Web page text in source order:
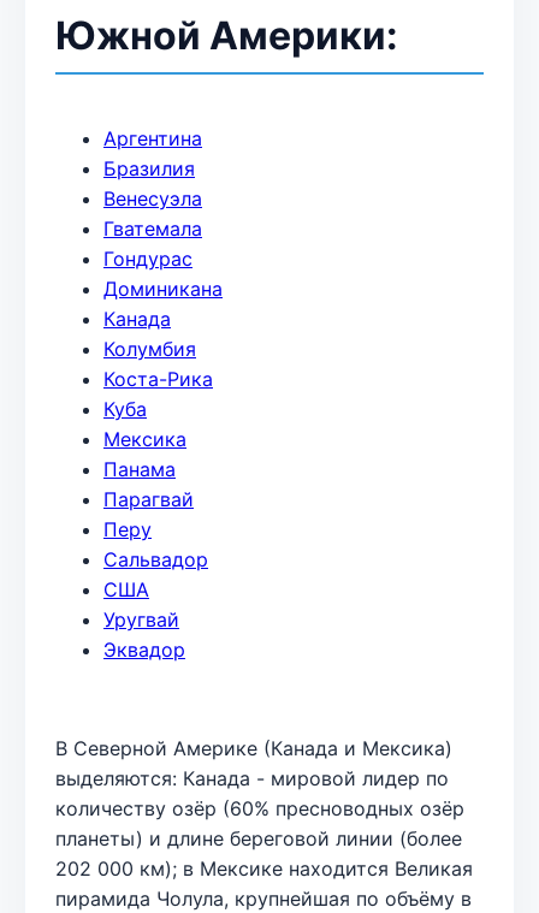
Южной Америки:
Аргентина
Бразилия
Венесуэла
Гватемала
Гондурас
Доминикана
Канада
Колумбия
Коста-Рика
Куба
Мексика
Панама
Парагвай
Перу
Сальвадор
США
Уругвай
Эквадор
В Северной Америке (Канада и Мексика)
выделяются: Канада - мировой лидер по
количеству озёр (60% пресноводных озёр
планеты) и длине береговой линии (более
202 000 км); в Мексике находится Великая
пирамида Чолула, крупнейшая по объёму в